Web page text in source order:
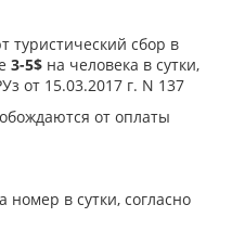
туристический сбор в
3-5$ на человека в сутки,
от 15.03.2017 г. N 137
от оплаты
номер в сутки, согласно